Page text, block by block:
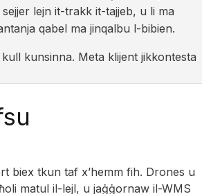
lejn it-trakk it-tajjeb, u li ma
qabel ma jinqalbu l-bibien.
kunsinna. Meta klijent jikkontesta
biex tkun taf x’hemm fih. Drones u
matul il-lejl, u jaġġornaw il-WMS